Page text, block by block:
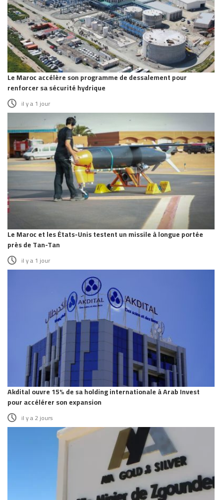
Le Maroc accélère son programme de dessalement pour
renforcer sa sécurité hydrique
il y a 1 jour
Le Maroc et les États-Unis testent un missile à longue portée
près de Tan-Tan
il y a 1 jour
Akdital ouvre 15% de sa holding internationale à Arab Invest
pour accélérer son expansion
il y a 2 jours